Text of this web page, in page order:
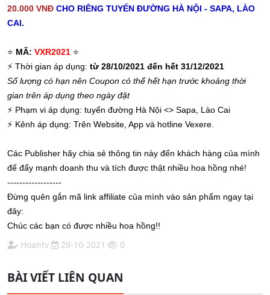
20.000 VNĐ CHO RIÊNG TUYẾN ĐƯỜNG HÀ NỘI - SAPA, LÀO
CAI.
⭐️ MÃ: VXR2021 ⭐️
⚡ Thời gian áp dụng: từ 28/10/2021 đến hết 31/12/2021
Số lượng có hạn nên Coupon có thể hết hạn trước khoảng thời
gian trên áp dụng theo ngày đặt
⚡ Phạm vi áp dụng: tuyến đường Hà Nội <> Sapa, Lào Cai
⚡ Kênh áp dụng: Trên Website, App và hotline Vexere.
Các Publisher hãy chia sẻ thông tin này đến khách hàng của mình
để đẩy mạnh doanh thu và tích được thật nhiều hoa hồng nhé!
------------------
Đừng quên gắn mã link affiliate của mình vào sản phẩm ngay tại
đây:
Chúc các bạn có được nhiều hoa hồng!!
Hoantv 29-10-2021 0
BÀI VIẾT LIÊN QUAN